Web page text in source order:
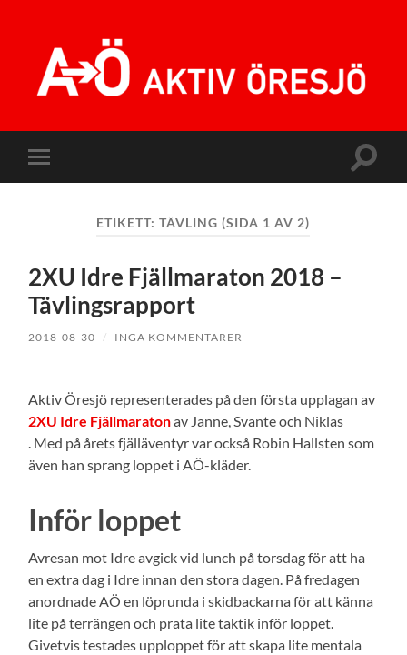
Slå
på/av
Slå
ETIKETT:TÄVLING (SIDA 1 AV 2)
2XU Idre Fjällmaraton 2018 –
Tävlingsrapport
2018-08-30 / INGA KOMMENTARER
Aktiv Öresjö representerades på den första upplagan av
2XU Idre Fjällmaratonav Janne, Svante och Niklas
. Med på årets fjälläventyr var också Robin Hallsten som
även han sprang loppet i AÖ-kläder.
Inför loppet
Avresan mot Idre avgick vid lunch på torsdag för att ha
en extra dag i Idre innan den stora dagen. På fredagen
anordnade AÖ en löprunda i skidbackarna för att känna
lite på terrängen och prata lite taktik inför loppet.
Givetvis testades upploppet för att skapa lite mentala